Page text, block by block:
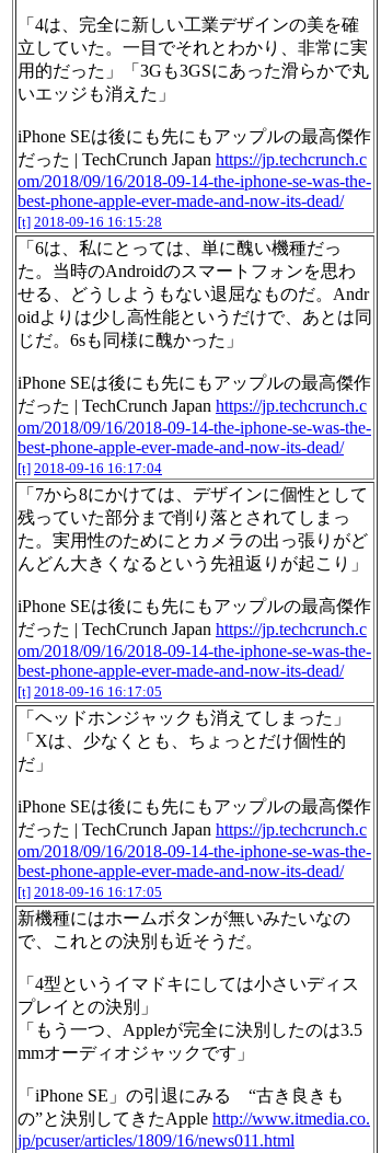
「4は、完全に新しい工業デザインの美を確
立していた。一目でそれとわかり、非常に実
用的だった」「3Gも3GSにあった滑らかで丸
いエッジも消えた」
iPhone SEは後にも先にもアップルの最高傑作
だった | TechCrunch Japan https://jp.techcrunch.c
om/2018/09/16/2018-09-14-the-iphone-se-was-the-
best-phone-apple-ever-made-and-now-its-dead/
[t] 2018-09-16 16:15:28
「6は、私にとっては、単に醜い機種だっ
た。当時のAndroidのスマートフォンを思わ
せる、どうしようもない退屈なものだ。Andr
oidよりは少し高性能というだけで、あとは同
じだ。6sも同様に醜かった」
iPhone SEは後にも先にもアップルの最高傑作
だった | TechCrunch Japan https://jp.techcrunch.c
om/2018/09/16/2018-09-14-the-iphone-se-was-the-
best-phone-apple-ever-made-and-now-its-dead/
[t] 2018-09-16 16:17:04
「7から8にかけては、デザインに個性として
残っていた部分まで削り落とされてしまっ
た。実用性のためにとカメラの出っ張りがど
んどん大きくなるという先祖返りが起こり」
iPhone SEは後にも先にもアップルの最高傑作
だった | TechCrunch Japan https://jp.techcrunch.c
om/2018/09/16/2018-09-14-the-iphone-se-was-the-
best-phone-apple-ever-made-and-now-its-dead/
[t] 2018-09-16 16:17:05
「ヘッドホンジャックも消えてしまった」
「Xは、少なくとも、ちょっとだけ個性的
だ」
iPhone SEは後にも先にもアップルの最高傑作
だった | TechCrunch Japan https://jp.techcrunch.c
om/2018/09/16/2018-09-14-the-iphone-se-was-the-
best-phone-apple-ever-made-and-now-its-dead/
[t] 2018-09-16 16:17:05
新機種にはホームボタンが無いみたいなの
で、これとの決別も近そうだ。
「4型というイマドキにしては小さいディス
プレイとの決別」
「もう一つ、Appleが完全に決別したのは3.5
mmオーディオジャックです」
「iPhone SE」の引退にみる “古き良きも
の”と決別してきたApple http://www.itmedia.co.
jp/pcuser/articles/1809/16/news011.html